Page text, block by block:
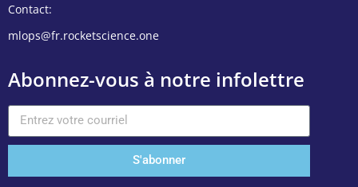
Contact:
mlops@fr.rocketscience.one
Abonnez-vous à notre infolettre
S'abonner